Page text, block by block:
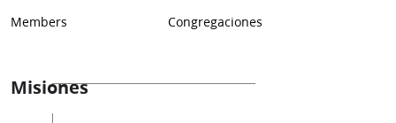
Members Congregaciones
Misiones